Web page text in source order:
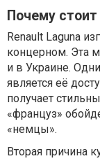
Почему
Renault Laguna
концерном. Эта
и в Украине.
является её
получает
«француз»
«немцы».
Вторая причина